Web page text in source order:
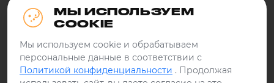
положениями Статьи 437 Гражданского кодекса
Российской Федерации.
МЫ ИСПОЛЬЗУЕМ
COOKIE
Мы используем cookie и обрабатываем
персональные данные в соответствии с
Политикой конфиденциальности . Продолжая